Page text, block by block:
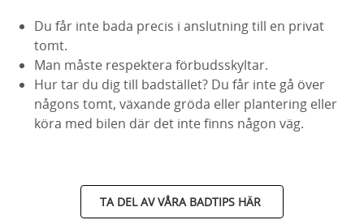
Du får inte bada precis i anslutning till en privat
tomt.
Man måste respektera förbudsskyltar.
Hur tar du dig till badstället? Du får inte gå över
någons tomt, växande gröda eller plantering eller
köra med bilen där det inte finns någon väg.
TA DEL AV VÅRA BADTIPS HÄR